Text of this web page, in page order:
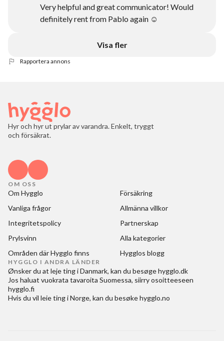
Very helpful and great communicator! Would
definitely rent from Pablo again ☺️
Visa fler
Rapportera annons
Hyr och hyr ut prylar av varandra. Enkelt, tryggt
och försäkrat.
OM OSS
Om Hygglo
Försäkring
Vanliga frågor
Allmänna villkor
Integritetspolicy
Partnerskap
Prylsvinn
Alla kategorier
Områden där Hygglo finns
Hygglos blogg
HYGGLO I ANDRA LÄNDER
Ønsker du at leje ting i Danmark, kan du besøgehygglo.dk
Jos haluat vuokrata tavaroita Suomessa, siirry osoitteeseen
hygglo.fi
Hvis du vil leie ting i Norge, kan du besøkehygglo.no